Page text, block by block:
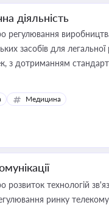
діяльність
регулювання
засобів для
з дотриманням
Медицина
розвиток технологій
ринку